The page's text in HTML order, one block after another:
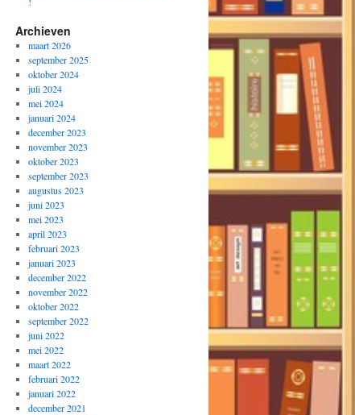
Archieven
maart 2026
september 2025
oktober 2024
juli 2024
mei 2024
januari 2024
december 2023
november 2023
oktober 2023
september 2023
augustus 2023
juni 2023
mei 2023
april 2023
februari 2023
januari 2023
december 2022
november 2022
oktober 2022
september 2022
juni 2022
mei 2022
maart 2022
februari 2022
januari 2022
december 2021